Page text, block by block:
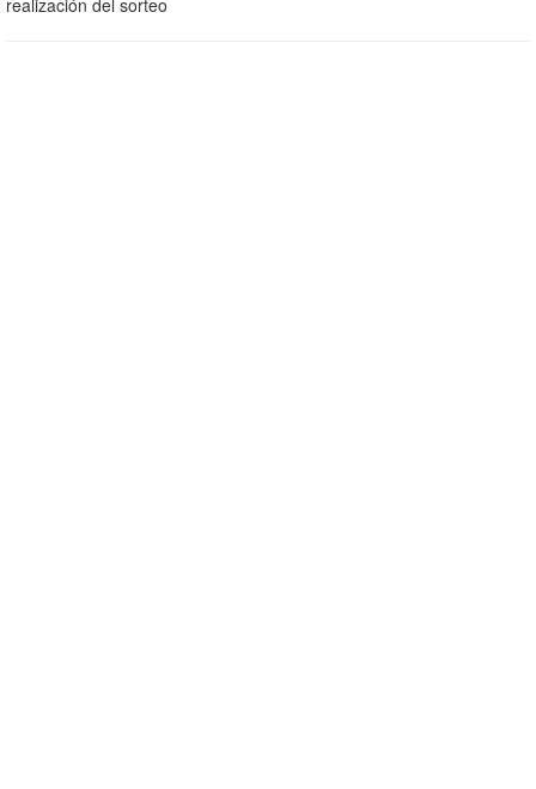
realización del sorteo